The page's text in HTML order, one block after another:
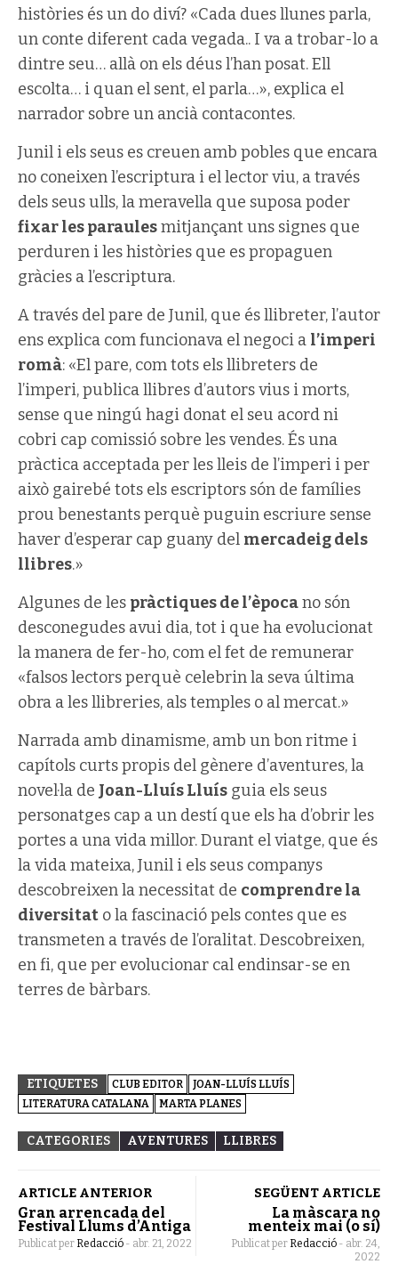
històries és un do diví? «Cada dues llunes parla,
un conte diferent cada vegada.. I va a trobar-lo a
dintre seu… allà on els déus l’han posat. Ell
escolta… i quan el sent, el parla…», explica el
narrador sobre un ancià contacontes.
Junil i els seus es creuen amb pobles que encara
no coneixen l’escriptura i el lector viu, a través
dels seus ulls, la meravella que suposa poder
fixar les paraulesmitjançant uns signes que
perduren i les històries que es propaguen
gràcies a l’escriptura.
A través del pare de Junil, que és llibreter, l’autor
ens explica com funcionava el negoci a l’imperi
romà: «El pare, com tots els llibreters de
l’imperi, publica llibres d’autors vius i morts,
sense que ningú hagi donat el seu acord ni
cobri cap comissió sobre les vendes. És una
pràctica acceptada per les lleis de l’imperi i per
això gairebé tots els escriptors són de famílies
prou benestants perquè puguin escriure sense
haver d’esperar cap guany del mercadeig dels
llibres.»
Algunes de les pràctiques de l’èpocano són
desconegudes avui dia, tot i que ha evolucionat
la manera de fer-ho, com el fet de remunerar
«falsos lectors perquè celebrin la seva última
obra a les llibreries, als temples o al mercat.»
Narrada amb dinamisme, amb un bon ritme i
capítols curts propis del gènere d’aventures, la
novel·la de Joan-Lluís Lluís guia els seus
personatges cap a un destí que els ha d’obrir les
portes a una vida millor. Durant el viatge, que és
la vida mateixa, Junil i els seus companys
descobreixen la necessitat de comprendre la
diversitat o la fascinació pels contes que es
transmeten a través de l’oralitat. Descobreixen,
en fi, que per evolucionar cal endinsar-se en
terres de bàrbars.
ETIQUETES CLUB EDITOR
JOAN-LLUÍS LLUÍS
LITERATURA CATALANA
MARTA PLANES
CATEGORIES AVENTURES LLIBRES
ARTICLE ANTERIOR
Gran arrencada del
Festival Llums d’Antiga
Publicat per Redacció - abr. 21, 2022
SEGÜENT ARTICLE
La màscara no
menteix mai (o sí)
Publicat per Redacció - abr. 24,
2022